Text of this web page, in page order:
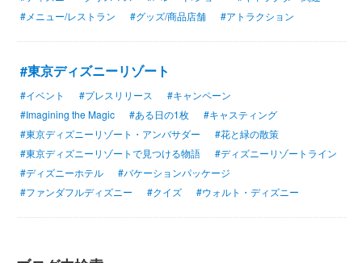
#メニュー/レストラン
#グッズ/商品店舗 #アトラクション
#東京ディズニーリゾート
#イベント #プレスリリース
#キャンペーン
#Imagining the Magic
#ある日の1枚
#キャスティング
#東京ディズニーリゾート・アンバサダー
#花と緑の散策
#東京ディズニーリゾートで見つける物語
#ディズニーリゾートライン
#ディズニーホテル
#バケーションパッケージ
#ファンダフルディズニー
#クイズ #ウォルト・ディズニー